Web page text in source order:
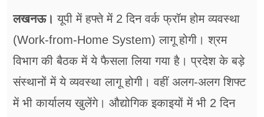
लखनऊ। यूपी में हफ्ते में 2 दिन वर्क फ्रॉम होम व्यवस्था
(Work-from-Home System) लागू होगी। श्रम
विभाग की बैठक में ये फैसला लिया गया है। प्रदेश के बड़े
संस्थानों में ये व्यवस्था लागू होगी। वहीं अलग-अलग शिफ्ट
में भी कार्यालय खुलेंगे। औद्योगिक इकाइयों में भी 2 दिन